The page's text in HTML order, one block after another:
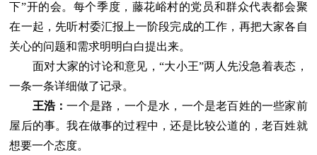
下”开的会。每个季度，藤花峪村的党员和群众代表都会聚
在一起，先听村委汇报上一阶段完成的工作，再把大家各自
关心的问题和需求明明白白提出来。
面对大家的讨论和意见，“大小王”两人先没急着表态，
一条一条详细做了记录。
王浩：一个是路，一个是水，一个是老百姓的一些家前
屋后的事。我在做事的过程中，还是比较公道的，老百姓就
想要一个态度。